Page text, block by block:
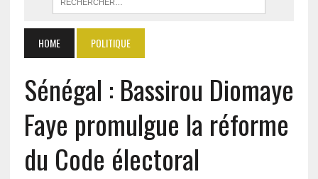
HOME POLITIQUE
Sénégal : Bassirou Diomaye
Faye promulgue la réforme
du Code électoral